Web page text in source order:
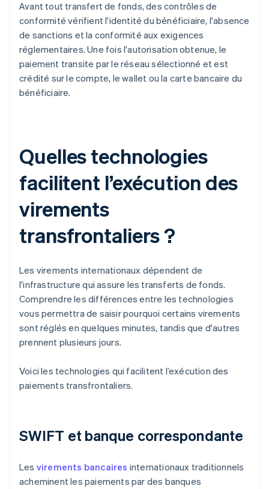
Avant tout transfert de fonds, des contrôles de
conformité vérifient l'identité du bénéficiaire, l'absence
de sanctions et la conformité aux exigences
réglementaires. Une fois l'autorisation obtenue, le
paiement transite par le réseau sélectionné et est
crédité sur le compte, le wallet ou la carte bancaire du
bénéficiaire.
Quelles technologies
facilitent l’exécution des
virements
transfrontaliers ?
Les virements internationaux dépendent de
l'infrastructure qui assure les transferts de fonds.
Comprendre les différences entre les technologies
vous permettra de saisir pourquoi certains virements
sont réglés en quelques minutes, tandis que d'autres
prennent plusieurs jours.
Voici les technologies qui facilitent l’exécution des
paiements transfrontaliers.
SWIFT et banque correspondante
Les virements bancaires internationaux traditionnels
acheminent les paiements par des banques